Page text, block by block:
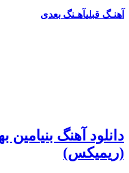
آهنـگ قبلیآهـنگ بعدی
دانلود آهنگ بنیامین
(ریمیکس)